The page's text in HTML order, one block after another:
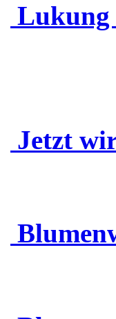
Lukung
Jetzt